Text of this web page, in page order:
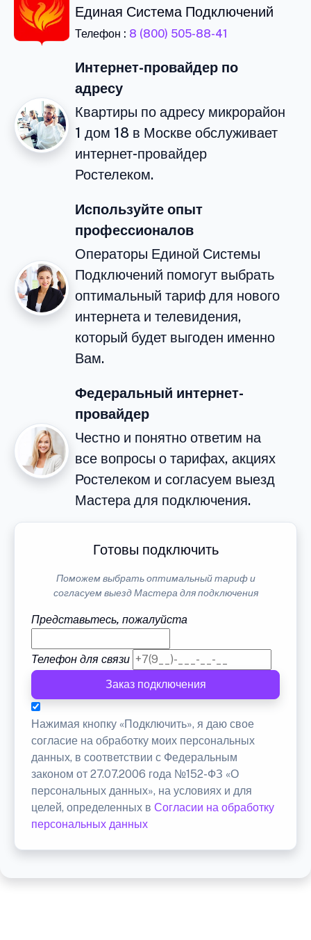
Единая Система Подключений
Телефон : 8 (800) 505-88-41
Интернет-провайдер по
адресу
Квартиры по адресу микрорайон
1 дом 18 в Москве обслуживает
интернет-провайдер
Ростелеком.
Используйте опыт
профессионалов
Операторы Единой Системы
Подключений помогут выбрать
оптимальный тариф для нового
интернета и телевидения,
который будет выгоден именно
Вам.
Федеральный интернет-
провайдер
Честно и понятно ответим на
все вопросы о тарифах, акциях
Ростелеком и согласуем выезд
Мастера для подключения.
Готовы подключить
Поможем выбрать оптимальный тариф и
согласуем выезд Мастера для подключения
Представьтесь, пожалуйста
Телефон для связи
Заказ подключения
Нажимая кнопку «Подключить», я даю свое
согласие на обработку моих персональных
данных, в соответствии с Федеральным
законом от 27.07.2006 года №152-ФЗ «О
персональных данных», на условиях и для
целей, определенных в Согласии на обработку
персональных данных